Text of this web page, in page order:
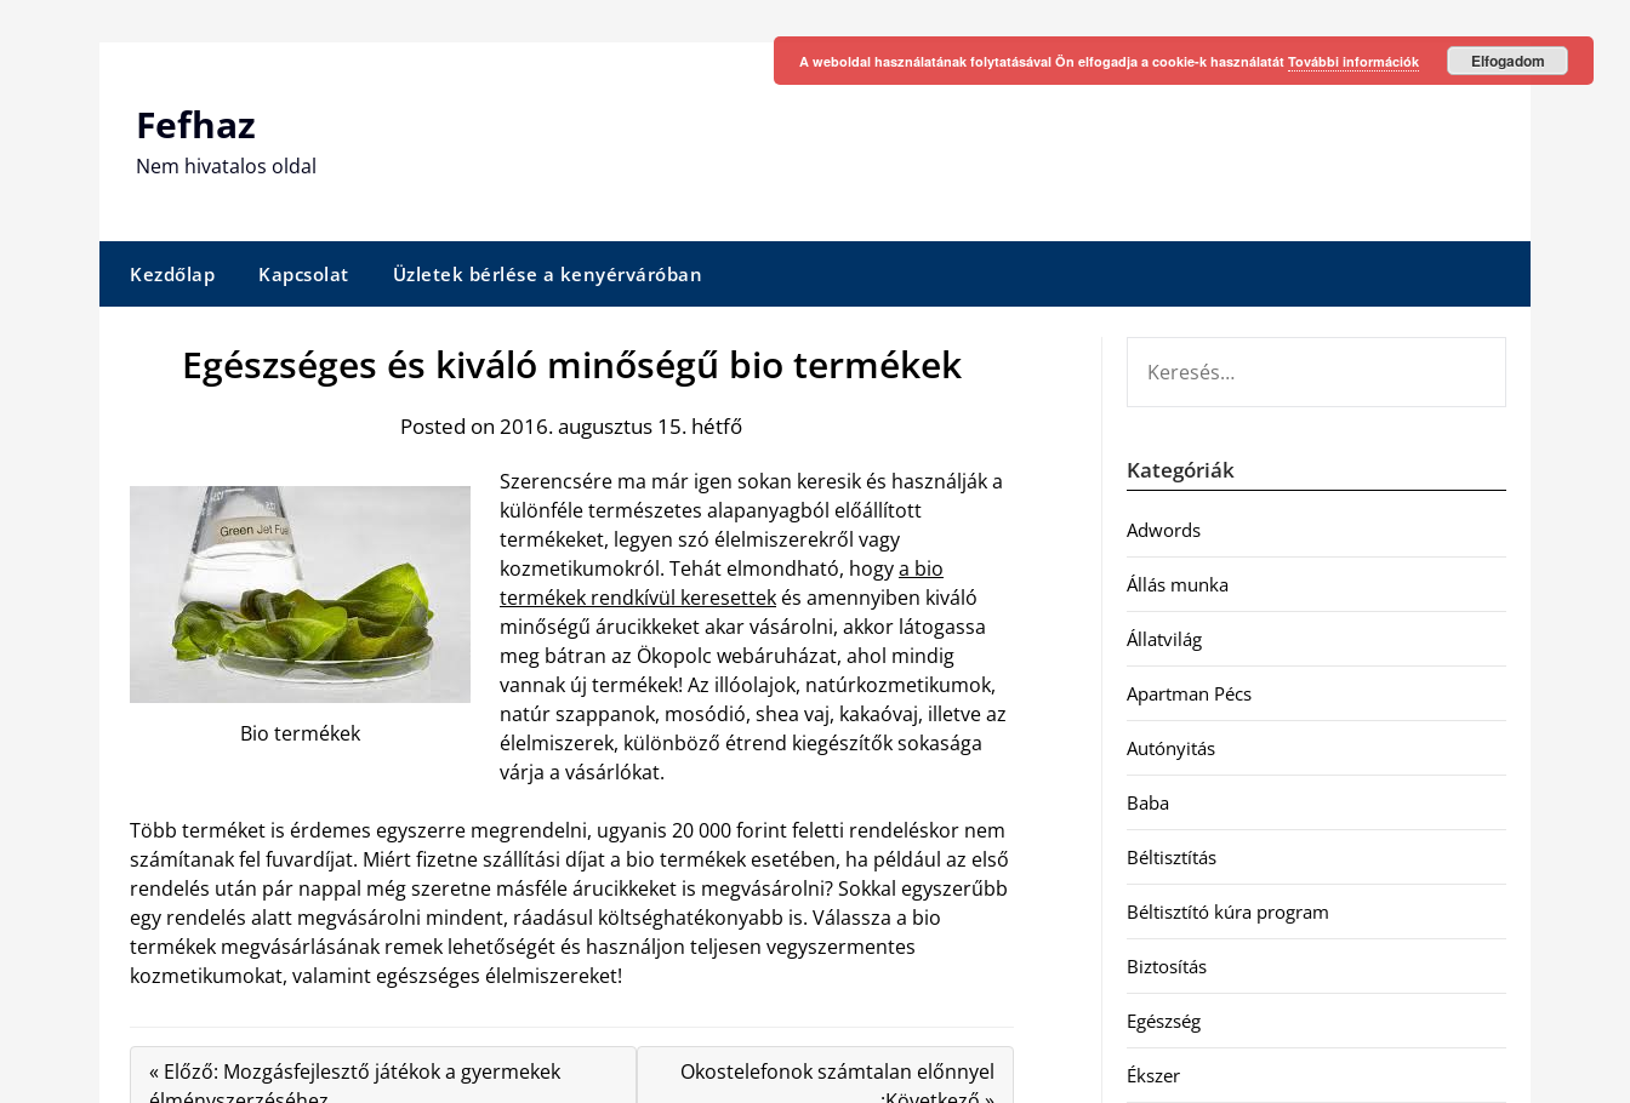
Fefhaz
Nem hivatalos oldal
Kezdőlap Kapcsolat Üzletek bérlése a kenyérváróban
Egészséges és kiváló minőségű bio termékek
Posted on 2016. augusztus 15. hétfő
Bio termékek
Szerencsére ma már igen sokan keresik és használják a
különféle természetes alapanyagból előállított
termékeket, legyen szó élelmiszerekről vagy
kozmetikumokról. Tehát elmondható, hogya bio
termékek rendkívül keresettek és amennyiben kiváló
minőségű árucikkeket akar vásárolni, akkor látogassa
meg bátran az Ökopolc webáruházat, ahol mindig
vannak új termékek! Az illóolajok, natúrkozmetikumok,
natúr szappanok, mosódió, shea vaj, kakaóvaj, illetve az
élelmiszerek, különböző étrend kiegészítők sokasága
várja a vásárlókat.
Több terméket is érdemes egyszerre megrendelni, ugyanis 20 000 forint feletti rendeléskor nem
számítanak fel fuvardíjat. Miért fizetne szállítási díjat a bio termékek esetében, ha például az első
rendelés után pár nappal még szeretne másféle árucikkeket is megvásárolni? Sokkal egyszerűbb
egy rendelés alatt megvásárolni mindent, ráadásul költséghatékonyabb is. Válassza a bio
termékek megvásárlásának remek lehetőségét és használjon teljesen vegyszermentes
kozmetikumokat, valamint egészséges élelmiszereket!
« Előző: Mozgásfejlesztő játékok a gyermekek
Okostelefonok számtalan előnnyel
Kategóriák
Adwords
Állás munka
Állatvilág
Apartman Pécs
Autónyitás
Baba
Béltisztítás
Béltisztító kúra program
Biztosítás
Egészség
Ékszer
A weboldal használatának folytatásával Ön elfogadja a cookie-k használatát További információk Elfogadom